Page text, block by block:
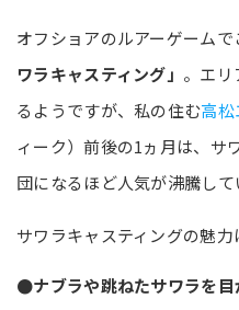
オフショアのルアーゲーム
ワラキャスティング」 。エリ
るようですが、私の住む高
ィーク）前後の1ヵ月は、サ
団になるほど人気が沸騰して
サワラキャスティングの魅力
●ナブラや跳ねたサワラを